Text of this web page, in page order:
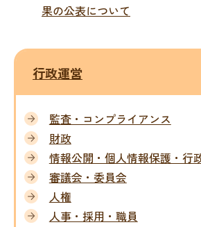
果の公表について
行政運営
監査・コンプライアンス
財政
情報公開・個人情報保護・行
審議会・委員会
人権
人事・採用・職員